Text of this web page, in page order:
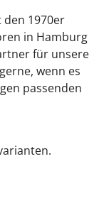
1970er
in Hamburg
für unsere
wenn es
passenden